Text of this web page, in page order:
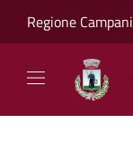
Regione